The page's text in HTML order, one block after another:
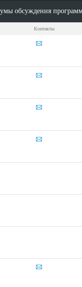
обсуждения
Контакты